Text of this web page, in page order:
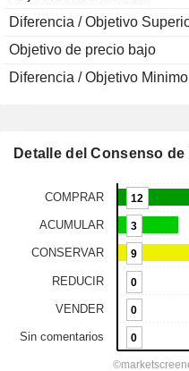
Diferencia / Objetivo
Objetivo de precio bajo
Diferencia / Objetivo Minimo
Detalle del Consenso